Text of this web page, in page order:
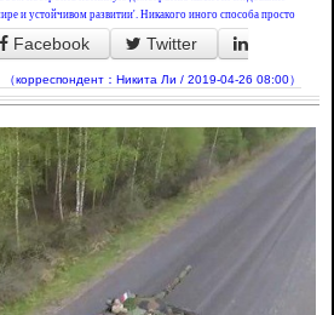
и устойчивом развитии'. Никакого иного способа просто
Facebook
Twitter
（корреспондент：Никита Ли / 2019-04-26 08:00）